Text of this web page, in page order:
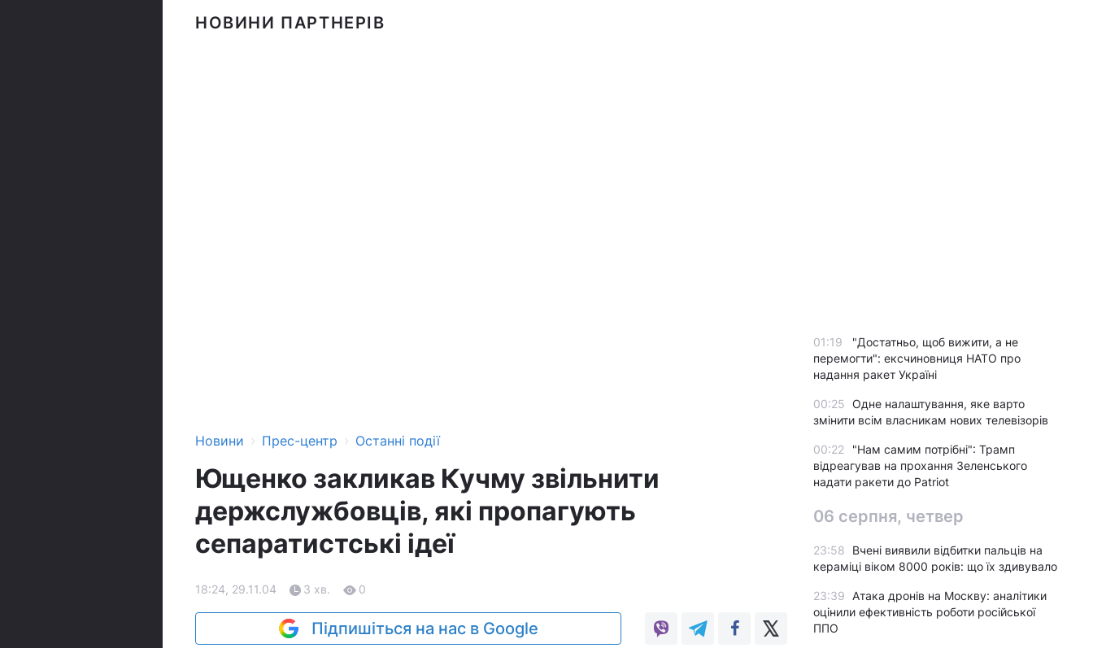
НОВИНИ ПАРТНЕРІВ
Новини › Прес-центр › Останні події
Ющенко закликав Кучму звільнити
держслужбовців, які пропагують
сепаратистські ідеї
18:24, 29.11.04 3 хв. 0
Підпишіться на нас в Google
01:19
"Достатньо, щоб вижити, а не
перемогти": ексчиновниця НАТО про
надання ракет Україні
00:25 Одне налаштування, яке варто
змінити всім власникам нових телевізорів
00:22
"Нам самим потрібні": Трамп
відреагував на прохання Зеленського
надати ракети до Patriot
06 серпня, четвер
23:58
Вчені виявили відбитки пальців на
кераміці віком 8000 років: що їх здивувало
23:39
Атака дронів на Москву: аналітики
оцінили ефективність роботи російської
ППО